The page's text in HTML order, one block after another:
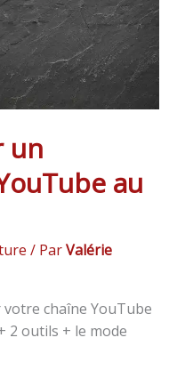
un
au
/ ParValérie
chaîne YouTube
2 outils + le mode